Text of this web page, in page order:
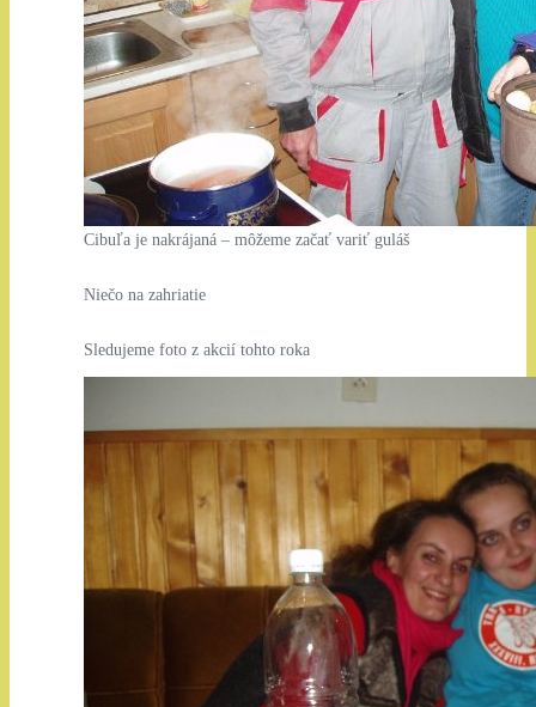
Cibuľa je nakrájaná – môžeme začať variť guláš
Niečo na zahriatie
Sledujeme foto z akcií tohto roka